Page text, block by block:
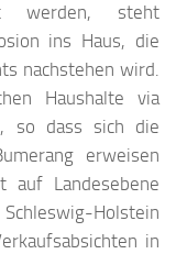
werden, steht
ins Haus, die
nachstehen wird.
Haushalte via
so dass sich die
erweisen
Landesebene
Holstein
in